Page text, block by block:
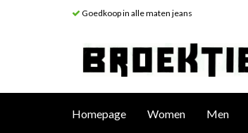
Goedkoop in alle maten jeans
Homepage Women Men